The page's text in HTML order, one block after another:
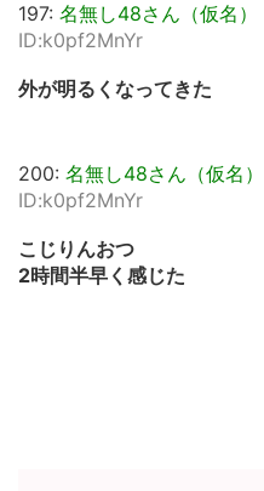
197: 名無し48さん（仮名）
ID:k0pf2MnYr
外が明るくなってきた
200: 名無し48さん（仮名）
ID:k0pf2MnYr
こじりんおつ
2時間半早く感じた